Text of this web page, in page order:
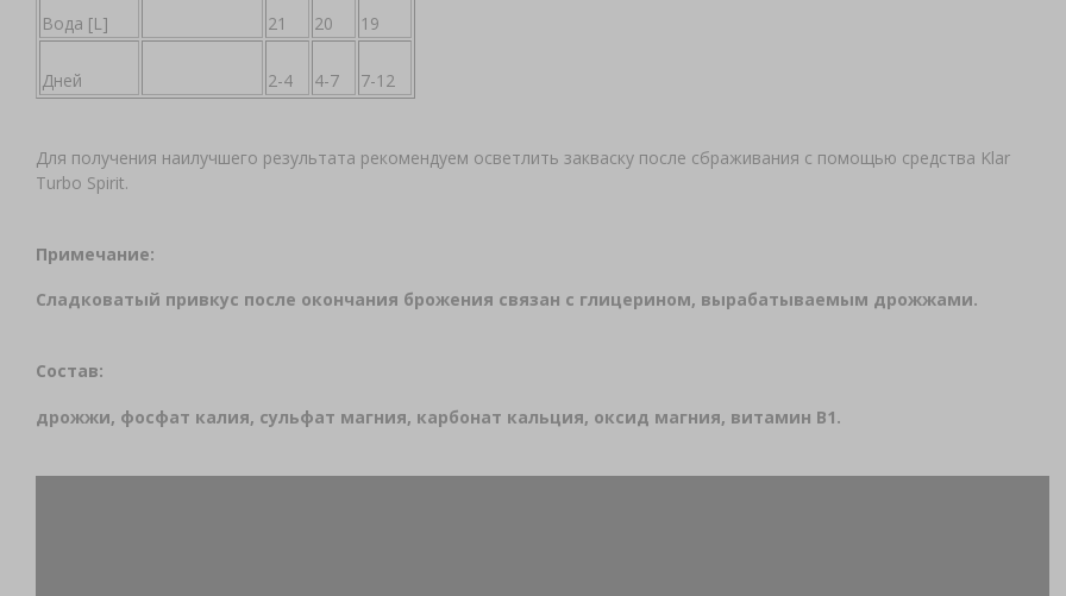
Вода [L] 21 20 19
Дней 2-4 4-7 7-12
Для получения наилучшего результата рекомендуем осветлить закваску после сбраживания с помощью средства Klar
Turbo Spirit.
Примечание:
Сладковатый привкус после окончания брожения связан с глицерином, вырабатываемым дрожжами.
Состав:
дрожжи, фосфат калия, сульфат магния, карбонат кальция, оксид магния, витамин B1.